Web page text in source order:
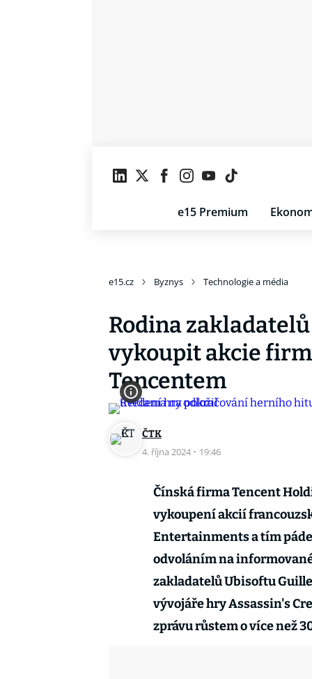
e15 Premium
e15.cz Byznys Technologie a média
Rodina
vykoupit akcie
Tencentem
ČTK
4. října 2024 · 19:46
Čínská firma Tencent
vykoupení akcií
Entertainments a tím
odvoláním na
zakladatelů Ubisoftu
vývojáře hry Assassin's
zprávu růstem o více než